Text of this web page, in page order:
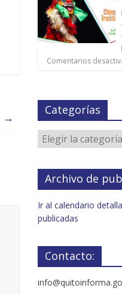
→
Comentarios
Categorías
Archivo de
Ir al calendario
publicadas
Contacto: